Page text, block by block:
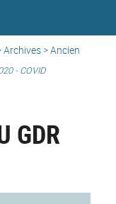
Archives>Ancien
- COVID
GDR